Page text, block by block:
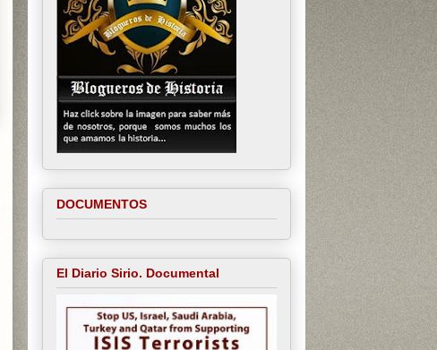
DOCUMENTOS
El Diario Sirio. Documental